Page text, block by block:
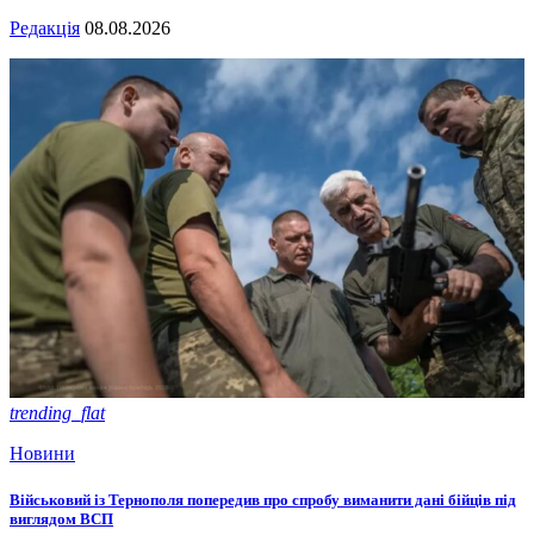
Редакція 08.08.2026
trending_flat
Новини
Військовий із Тернополя попередив про спробу виманити дані бійців під
виглядом ВСП